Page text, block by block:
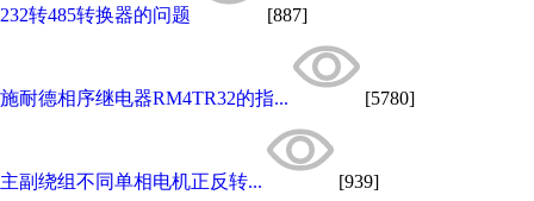
232转485转换器的问题 [887]
施耐德相序继电器RM4TR32的指... [5780]
主副绕组不同单相电机正反转... [939]